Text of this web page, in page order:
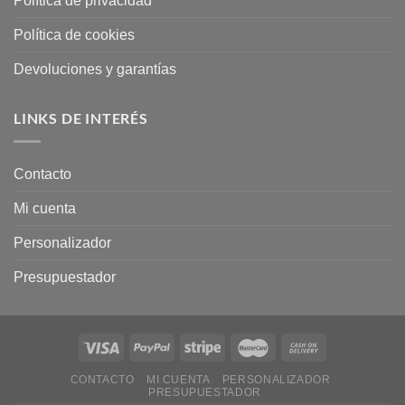
Política de cookies
Devoluciones y garantías
LINKS DE INTERÉS
Contacto
Mi cuenta
Personalizador
Presupuestador
CONTACTO MI CUENTA
PERSONALIZADOR
PRESUPUESTADOR